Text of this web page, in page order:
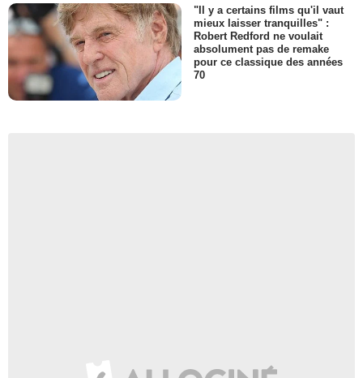
"Il y a certains films qu'il vaut
mieux laisser tranquilles" :
Robert Redford ne voulait
absolument pas de remake
pour ce classique des années
70